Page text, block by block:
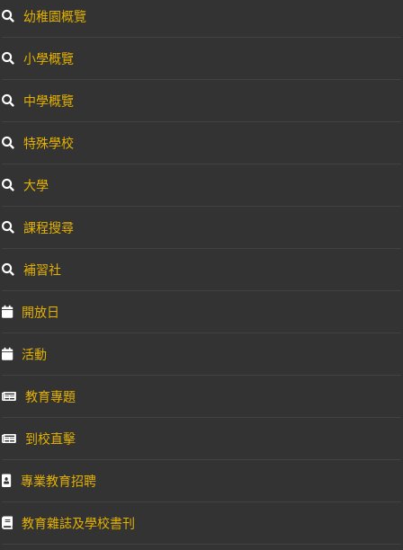
幼稚園概覽
小學概覽
中學概覽
特殊學校
大學
課程搜尋
補習社
開放日
活動
教育專題
到校直擊
專業教育招聘
教育雜誌及學校書刊